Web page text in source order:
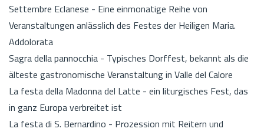
Settembre Eclanese - Eine einmonatige Reihe von
Veranstaltungen anlässlich des Festes der Heiligen Maria.
Addolorata
Sagra della pannocchia - Typisches Dorffest, bekannt als die
älteste gastronomische Veranstaltung in Valle del Calore
La festa della Madonna del Latte - ein liturgisches Fest, das
in ganz Europa verbreitet ist
La festa di S. Bernardino - Prozession mit Reitern und